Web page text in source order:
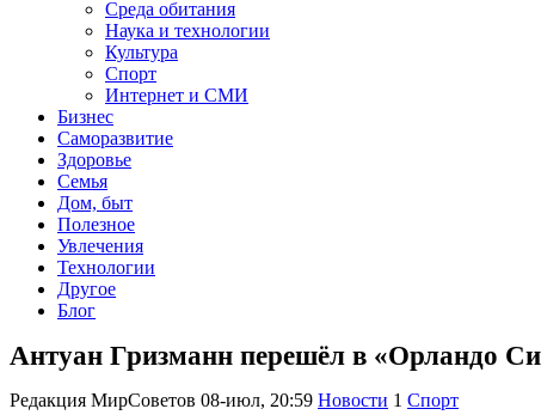
Среда обитания
Наука и технологии
Культура
Спорт
Интернет и СМИ
Бизнес
Саморазвитие
Здоровье
Семья
Дом, быт
Полезное
Увлечения
Технологии
Другое
Блог
Антуан Гризманн перешёл в «Орландо
Редакция МирСоветов 08-июл, 20:59 Новости 1 Спорт